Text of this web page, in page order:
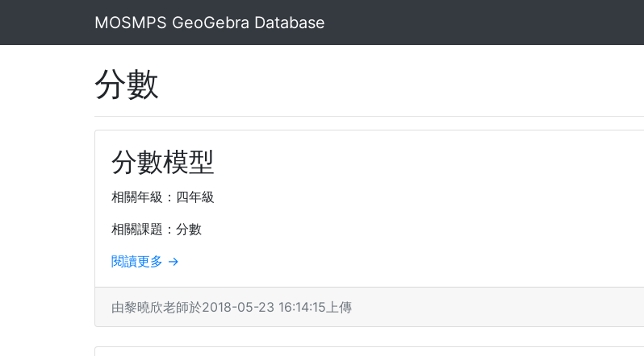
MOSMPS GeoGebra Database
分數
分數模型
相關年級：四年級
相關課題：分數
閱讀更多 →
由黎曉欣老師於2018-05-23 16:14:15上傳